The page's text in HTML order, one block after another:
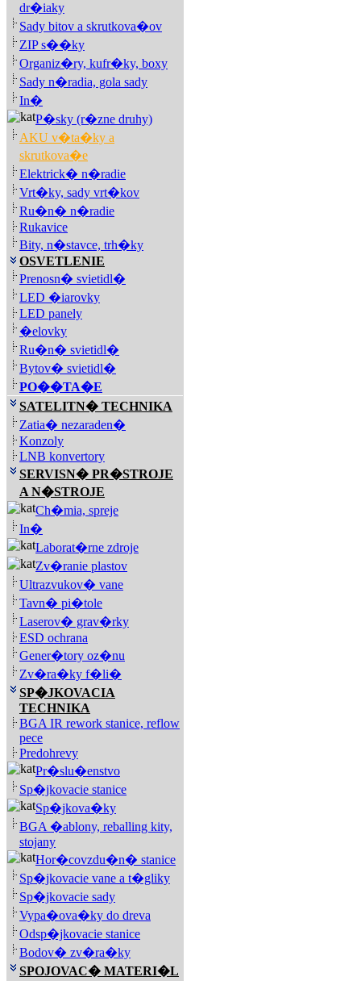
dr�iaky
Sady bitov a skrutkova�ov
ZIP s��ky
Organiz�ry, kufr�ky, boxy
Sady n�radia, gola sady
In�
P�sky (r�zne druhy)
AKU v�ta�ky a
skrutkova�e
Elektrick� n�radie
Vrt�ky, sady vrt�kov
Ru�n� n�radie
Rukavice
Bity, n�stavce, trh�ky
OSVETLENIE
Prenosn� svietidl�
LED �iarovky
LED panely
�elovky
Ru�n� svietidl�
Bytov� svietidl�
PO��TA�E
SATELITN� TECHNIKA
Zatia� nezaraden�
Konzoly
LNB konvertory
SERVISN� PR�STROJE
A N�STROJE
Ch�mia, spreje
In�
Laborat�rne zdroje
Zv�ranie plastov
Ultrazvukov� vane
Tavn� pi�tole
Laserov� grav�rky
ESD ochrana
Gener�tory oz�nu
Zv�ra�ky f�li�
SP�JKOVACIA
TECHNIKA
BGA IR rework stanice, reflow
pece
Predohrevy
Pr�slu�enstvo
Sp�jkovacie stanice
Sp�jkova�ky
BGA �ablony, reballing kity,
stojany
Hor�covzdu�n� stanice
Sp�jkovacie vane a t�gliky
Sp�jkovacie sady
Vypa�ova�ky do dreva
Odsp�jkovacie stanice
Bodov� zv�ra�ky
SPOJOVAC� MATERI�L